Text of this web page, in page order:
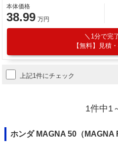
本体価格
38.99 万円
1分で完
【無料】見積
上記1件にチェック
1件中1
ホンダ MAGNA 50（MAGNA